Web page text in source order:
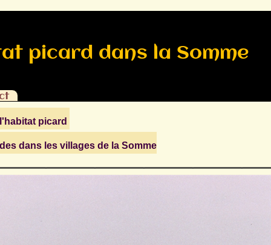
picard dans la Somme
picard
dans les villages de la Somme